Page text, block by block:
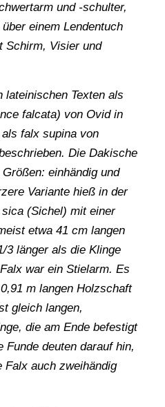
und -schulter,
einem Lendentuch
Schirm, Visier und
lateinischen Texten als
falcata) von Ovid in
falx supina von
Die Dakische
einhändig und
Variante hieß in der
(Sichel) mit einer
etwa 41 cm langen
3 länger als die Klinge
war ein Stielarm. Es
m langen Holzschaft
gleich langen,
die am Ende befestigt
Funde deuten darauf hin,
Falx auch zweihändig